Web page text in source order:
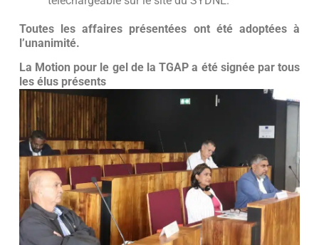
Toutes les affaires présentées ont été adoptées à
l’unanimité.
La Motion pour le gel de la TGAP a été signée par tous
les élus présents